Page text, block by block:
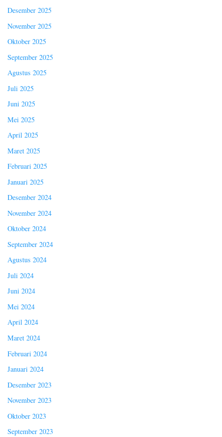
Desember 2025
November 2025
Oktober 2025
September 2025
Agustus 2025
Juli 2025
Juni 2025
Mei 2025
April 2025
Maret 2025
Februari 2025
Januari 2025
Desember 2024
November 2024
Oktober 2024
September 2024
Agustus 2024
Juli 2024
Juni 2024
Mei 2024
April 2024
Maret 2024
Februari 2024
Januari 2024
Desember 2023
November 2023
Oktober 2023
September 2023